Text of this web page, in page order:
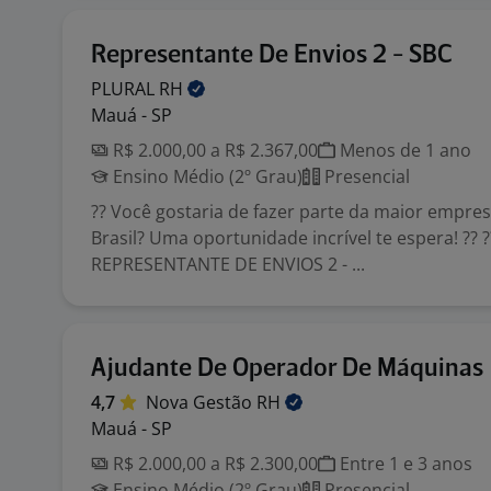
Representante De Envios 2 - SBC
PLURAL RH
Mauá - SP
R$ 2.000,00 a R$ 2.367,00
Menos de 1 ano
Ensino Médio (2º Grau)
Presencial
?? Você gostaria de fazer parte da maior
Brasil? Uma oportunidade incrível te espera! ??
REPRESENTANTE DE ENVIOS 2 - ...
Ajudante De Operador De Máquinas
4,7 Nova Gestão RH
Mauá - SP
R$ 2.000,00 a R$ 2.300,00
Entre 1 e 3 anos